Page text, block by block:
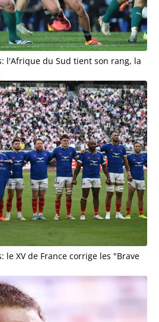
l'Afrique du Sud tient son rang, la
XV de France corrige les "Brave